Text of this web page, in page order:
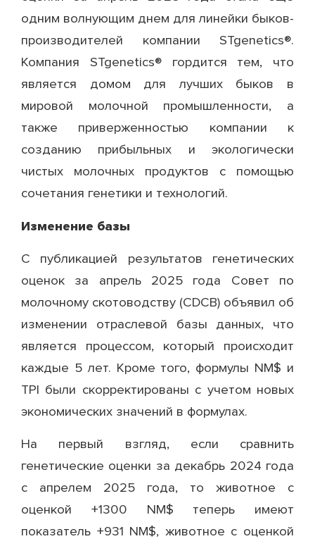
одним волнующим днем ​​для линейки быков-
производителей компании STgenetics®.
Компания STgenetics® гордится тем, что
является домом для лучших быков в
мировой молочной промышленности, а
также приверженностью компании к
созданию прибыльных и экологически
чистых молочных продуктов с помощью
сочетания генетики и технологий.
Изменение базы
С публикацией результатов генетических
оценок за апрель 2025 года Совет по
молочному скотоводству (CDCB) объявил об
изменении отраслевой базы данных, что
является процессом, который происходит
каждые 5 лет. Кроме того, формулы NM$ и
TPI были скорректированы с учетом новых
экономических значений в формулах.
На первый взгляд, если сравнить
генетические оценки за декабрь 2024 года
с апрелем 2025 года, то животное с
оценкой +1300 NM$ теперь имеют
показатель +931 NM$, животное с оценкой